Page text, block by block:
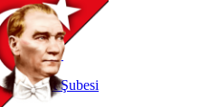
TR
|
EN
İnternetŞubesi